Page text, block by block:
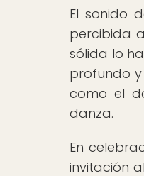
El sonido
percibida
sólida lo
profundo
como el
danza.
En
invitación